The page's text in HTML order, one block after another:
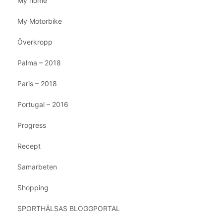
My Motorbike
Överkropp
Palma – 2018
Paris – 2018
Portugal – 2016
Progress
Recept
Samarbeten
Shopping
SPORTHÄLSAS BLOGGPORTAL